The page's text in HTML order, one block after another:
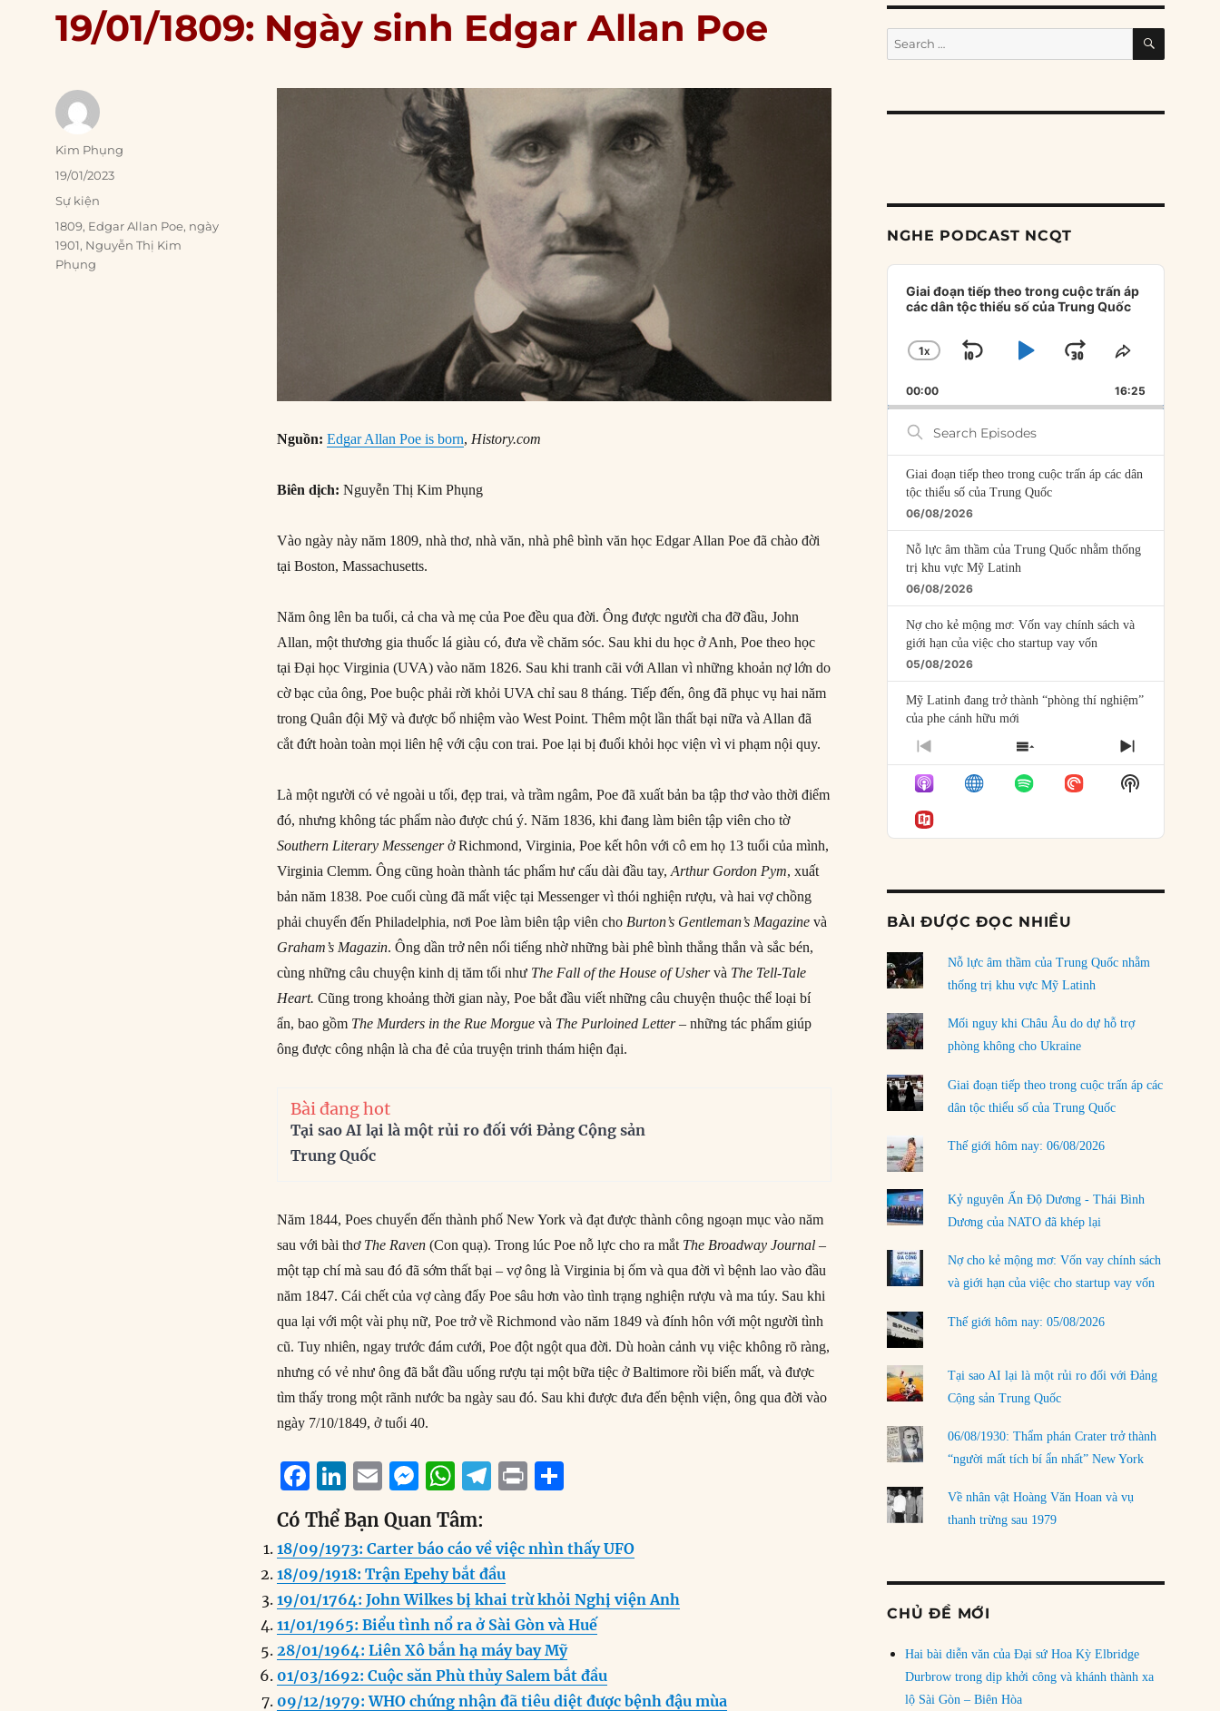
19/01/1809: Ngày sinh Edgar Allan Poe
Nguồn: Edgar Allan Poe is born, History.com
Biên dịch:Nguyễn Thị Kim Phụng
Vào ngày này năm 1809, nhà thơ, nhà văn, nhà phê bình văn học Edgar Allan Poe đã chào đời
tại Boston, Massachusetts.
Năm ông lên ba tuổi, cả cha và mẹ của Poe đều qua đời. Ông được người cha đỡ đầu, John
Allan, một thương gia thuốc lá giàu có, đưa về chăm sóc. Sau khi du học ở Anh, Poe theo học
tại Đại học Virginia (UVA) vào năm 1826. Sau khi tranh cãi với Allan vì những khoản nợ lớn do
cờ bạc của ông, Poe buộc phải rời khỏi UVA chỉ sau 8 tháng. Tiếp đến, ông đã phục vụ hai năm
trong Quân đội Mỹ và được bổ nhiệm vào West Point. Thêm một lần thất bại nữa và Allan đã
cắt đứt hoàn toàn mọi liên hệ với cậu con trai. Poe lại bị đuổi khỏi học viện vì vi phạm nội quy.
Là một người có vẻ ngoài u tối, đẹp trai, và trầm ngâm, Poe đã xuất bản ba tập thơ vào thời điểm
đó, nhưng không tác phẩm nào được chú ý. Năm 1836, khi đang làm biên tập viên cho tờ
Southern Literary Messengerở Richmond, Virginia, Poe kết hôn với cô em họ 13 tuổi của mình,
Virginia Clemm. Ông cũng hoàn thành tác phẩm hư cấu dài đầu tay,Arthur Gordon Pym, xuất
bản năm 1838. Poe cuối cùng đã mất việc tại Messenger vì thói nghiện rượu, và hai vợ chồng
phải chuyển đến Philadelphia, nơi Poe làm biên tập viên cho Burton’s Gentleman’s Magazinevà
Graham’s Magazin. Ông dần trở nên nổi tiếng nhờ những bài phê bình thẳng thắn và sắc bén,
cùng những câu chuyện kinh dị tăm tối như The Fall of the House of Ushervà The Tell-Tale
Heart.Cũng trong khoảng thời gian này, Poe bắt đầu viết những câu chuyện thuộc thể loại bí
ẩn, bao gồm The Murders in the Rue Morguevà The Purloined Letter– những tác phẩm giúp
ông được công nhận là cha đẻ của truyện trinh thám hiện đại.
Bài đang hot
Tại sao AI lại là một rủi ro đối với Đảng Cộng sản
Trung Quốc
Năm 1844, Poes chuyển đến thành phố New York và đạt được thành công ngoạn mục vào năm
sau với bài thơThe Raven(Con quạ). Trong lúc Poe nỗ lực cho ra mắt The Broadway Journal –
một tạp chí mà sau đó đã sớm thất bại – vợ ông là Virginia bị ốm và qua đời vì bệnh lao vào đầu
năm 1847. Cái chết của vợ càng đẩy Poe sâu hơn vào tình trạng nghiện rượu và ma túy. Sau khi
qua lại với một vài phụ nữ, Poe trở về Richmond vào năm 1849 và đính hôn với một người tình
cũ. Tuy nhiên, ngay trước đám cưới, Poe đột ngột qua đời. Dù hoàn cảnh vụ việc không rõ ràng,
nhưng có vẻ như ông đã bắt đầu uống rượu tại một bữa tiệc ở Baltimore rồi biến mất, và được
tìm thấy trong một rãnh nước ba ngày sau đó. Sau khi được đưa đến bệnh viện, ông qua đời vào
ngày 7/10/1849, ở tuổi 40.
F
a
c
e
b
o
o
k
Li
n
k
e
d
I
n
E
m
ai
l
M
ss
e
n
g
er
W
h
at
s
A
p
p
T
e
g
r
a
m
P
n
t
a
re
Có Thể Bạn Quan Tâm:
18/09/1973: Carter báo cáo về việc nhìn thấy UFO
18/09/1918: Trận Epehy bắt đầu
19/01/1764: John Wilkes bị khai trừ khỏi Nghị viện Anh
11/01/1965: Biểu tình nổ ra ở Sài Gòn và Huế
28/01/1964: Liên Xô bắn hạ máy bay Mỹ
01/03/1692: Cuộc săn Phù thủy Salem bắt đầu
09/12/1979: WHO chứng nhận đã tiêu diệt được bệnh đậu mùa
Author
Kim Phụng
Posted
19/01/2023
Categories
Sự kiện
Tags
1809, Edgar Allan Poe, ngày
1901, Nguyễn Thị Kim
Phụng
Search
for:
SEARCH
NGHE PODCAST NCQT
Audio
Player
Giai đoạn tiếp theo trong cuộc trấn áp
các dân tộc thiểu số của Trung Quốc
CHANGE
RATE
1X
SKIP
BACKWARD
PLAYJUMP
FORWARD
SHARE
EPISODE
00:00 16:25
Search
Episodes
Giai đoạn tiếp theo trong cuộc trấn áp các dân
tộc thiểu số của Trung Quốc
06/08/2026
Nỗ lực âm thầm của Trung Quốc nhằm thống
trị khu vực Mỹ Latinh
06/08/2026
Nợ cho kẻ mộng mơ: Vốn vay chính sách và
giới hạn của việc cho startup vay vốn
05/08/2026
Mỹ Latinh đang trở thành “phòng thí nghiệm”
của phe cánh hữu mới
04/08/2026
Tại sao Trung Quốc phủ nhận cuộc gặp với
Ngoại trưởng Nhật Bản?
04/08/2026
03/08/2026
Đặt cược vào thất bại: Các quỹ đầu tư mạo
rủi ro
02/08/2026
Làm thế nào để kết thúc Chiến tranh Iran?
01/08/2026
Chiến lược kế tiếp của Bắc Kinh ở Biển Đông
31/07/2026
Trật tự thế giới mới: Các nước nhỏ sẽ luôn
phải chịu đựng?
30/07/2026
LOAD MORE
PREVIOUS
EPISODE
SHOW
EPISODES
LIST
NEXT
EPISODE
Show
Podcast
BÀI ĐƯỢC ĐỌC NHIỀU
Nỗ lực âm thầm của Trung Quốc nhằm
thống trị khu vực Mỹ Latinh
Mối nguy khi Châu Âu do dự hỗ trợ
phòng không cho Ukraine
Giai đoạn tiếp theo trong cuộc trấn áp các
dân tộc thiểu số của Trung Quốc
Thế giới hôm nay: 06/08/2026
Kỷ nguyên Ấn Độ Dương - Thái Bình
Dương của NATO đã khép lại
Nợ cho kẻ mộng mơ: Vốn vay chính sách
và giới hạn của việc cho startup vay vốn
Thế giới hôm nay: 05/08/2026
Tại sao AI lại là một rủi ro đối với Đảng
Cộng sản Trung Quốc
06/08/1930: Thẩm phán Crater trở thành
“người mất tích bí ẩn nhất” New York
Về nhân vật Hoàng Văn Hoan và vụ
thanh trừng sau 1979
CHỦ ĐỀ MỚI
Hai bài diễn văn của Đại sứ Hoa Kỳ Elbridge
Durbrow trong dịp khởi công và khánh thành xa
lộ Sài Gòn – Biên Hòa